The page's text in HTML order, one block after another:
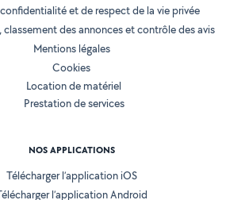
et de respect de la vie privée
classement des annonces et contrôle des avis
Mentions légales
Cookies
Location de matériel
Prestation de services
NOS APPLICATIONS
Télécharger l’application iOS
l’application Android